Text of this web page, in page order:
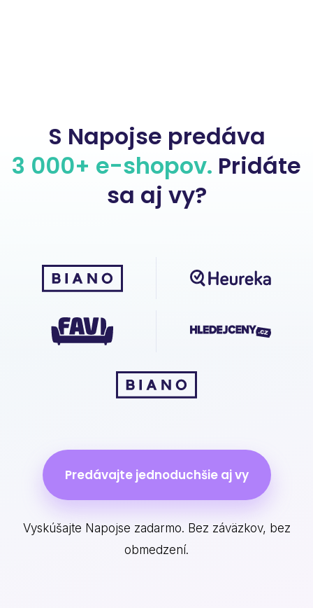
S Napojse predáva
3 000+ e-shopov. Pridáte
sa aj vy?
Predávajte jednoduchšie aj vy
Vyskúšajte Napojse zadarmo. Bez záväzkov, bez
obmedzení.